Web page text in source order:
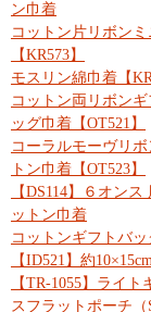
ン巾着
コットン片リボン
【KR573】
モスリン綿巾着【
コットン両リボン
ッグ巾着【OT521】
コーラルモーヴリボ
トン巾着【OT523】
【DS114】６オンス
ットン巾着
コットンギフトバ
【ID521】約
【TR-1055】ライト
スフラットポーチ（